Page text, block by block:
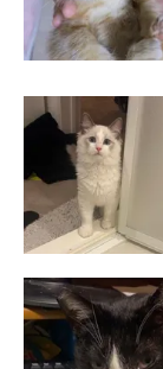
にも長い
職人への道
長すぎわろ
#ねこばか
い #にゃん
ツナ #ウニ
る #ねこの
Mika さん